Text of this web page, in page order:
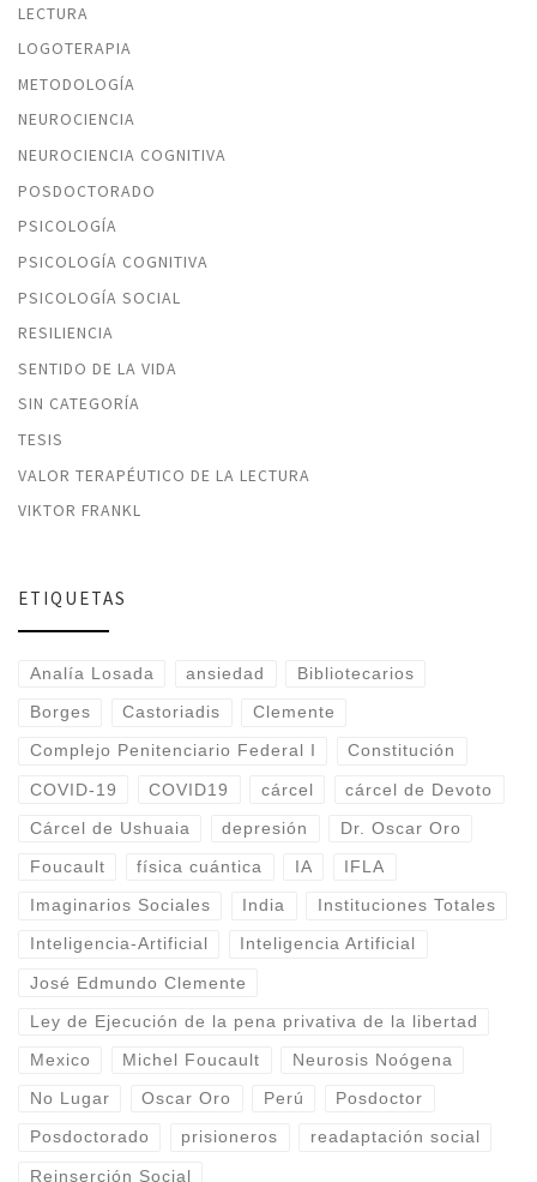
LECTURA
LOGOTERAPIA
METODOLOGÍA
NEUROCIENCIA
NEUROCIENCIA COGNITIVA
POSDOCTORADO
PSICOLOGÍA
PSICOLOGÍA COGNITIVA
PSICOLOGÍA SOCIAL
RESILIENCIA
SENTIDO DE LA VIDA
SIN CATEGORÍA
TESIS
VALOR TERAPÉUTICO DE LA LECTURA
VIKTOR FRANKL
ETIQUETAS
Analía Losada ansiedad Bibliotecarios
Borges Castoriadis Clemente
Complejo Penitenciario Federal I Constitución
COVID-19 COVID19 cárcel cárcel de Devoto
Cárcel de Ushuaia depresión Dr. Oscar Oro
Foucault física cuántica IA IFLA
Imaginarios Sociales India Instituciones Totales
Inteligencia-Artificial Inteligencia Artificial
José Edmundo Clemente
Ley de Ejecución de la pena privativa de la libertad
Mexico Michel Foucault Neurosis Noógena
No Lugar Oscar Oro Perú Posdoctor
Posdoctorado prisioneros readaptación social
Reinserción Social